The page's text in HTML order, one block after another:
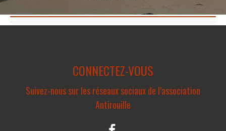
CONNECTEZ-VOUS
Suivez-nous sur les réseaux sociaux de l’association
Antirouille